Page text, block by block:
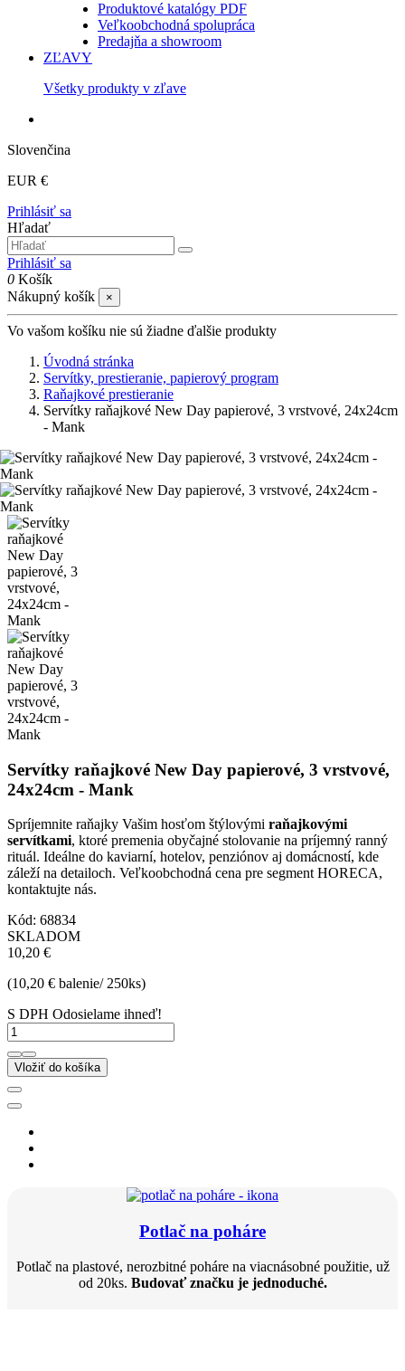
Produktové katalógy PDF
Veľkoobchodná spolupráca
Predajňa a showroom
ZĽAVY
Všetky produkty v zľave
Slovenčina
EUR €
Prihlásiť sa
Hľadať
Prihlásiť sa
0 Košík
Nákupný košík
×
Vo vašom košíku nie sú žiadne ďalšie produkty
Úvodná stránka
Servítky, prestieranie, papierový program
Raňajkové prestieranie
Servítky raňajkové New Day papierové, 3 vrstvové, 24x24cm
- Mank
Servítky raňajkové New Day papierové, 3 vrstvové,
24x24cm - Mank
Spríjemnite raňajky Vašim hosťom štýlovými raňajkovými
servítkami, ktoré premenia obyčajné stolovanie na príjemný ranný
rituál. Ideálne do kaviarní, hotelov, penziónov aj domácností, kde
záleží na detailoch. Veľkoobchodná cena pre segment HORECA,
kontaktujte nás.
Kód: 68834
SKLADOM
10,20 €
(10,20 € balenie/ 250ks)
S DPH Odosielame ihneď!
Vložiť do košíka
Potlač na poháre
Potlač na plastové, nerozbitné poháre na viacnásobné použitie, už
od 20ks. Budovať značku je jednoduché.